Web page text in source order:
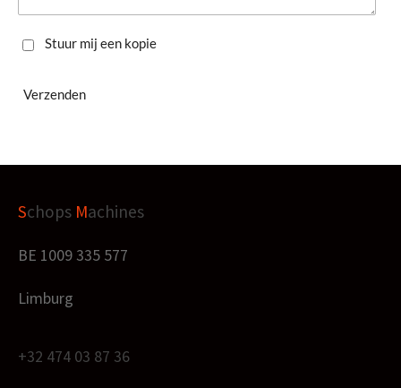
Stuur mij een kopie
Verzenden
Schops Machines
BE 1009 335 577
Limburg
+32 474 03 87 36